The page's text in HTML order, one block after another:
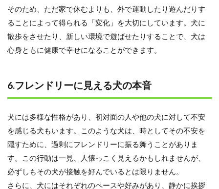
そのため、ただ家で休むよりも、外で運動したり遊んだりす
ることによって得られる「変化」を大切にしています。犬に
散歩をさせたり、新しい環境で遊ばせたりすることで、犬は
心身ともに健康で幸せになることができます。
6.フレンドリーに見える犬の本音
犬には多様な性格があり、初対面の人や他の犬に対して不安
を感じる犬もいます。このような犬は、時としてその不安を
隠すために、過剰にフレンドリーに振る舞うことがありま
す。この行動は一見、人懐っこく見えるかもしれませんが、
必ずしもその犬が接触を好んでいるとは限りません。
さらに、犬にはそれぞれのペースや好みがあり、静かに挨拶